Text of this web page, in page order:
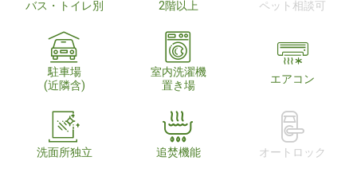
バス・トイレ別 2階以上 ペット相談可
駐車場
(近隣含)
室内洗濯機
置き場
エアコン
洗面所独立 追焚機能 オートロック